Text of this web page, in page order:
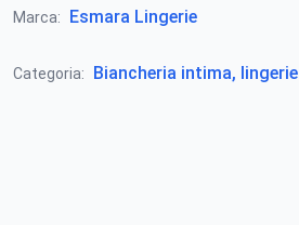
Marca: Esmara Lingerie
Categoria: Biancheria intima, lingerie